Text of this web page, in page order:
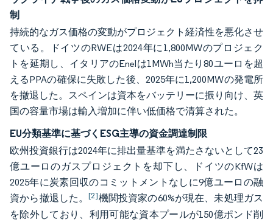
制
持続的なガス価格の変動がプロジェクト経済性を悪化させ
ている。ドイツのRWEは2024年に1,800MWのプロジェク
トを延期し、イタリアのEnelは1MWh当たり80ユーロを超
えるPPAの確保に失敗した後、2025年に1,200MWの発電所
を撤退した。スペインは資本をバッテリーに振り向け、英
国の容量市場は輸入増加に伴い低価格で清算された。
EU分類基準に基づくESG主導の資金調達制限
欧州投資銀行は2024年に排出量基準を満たさないとして23
億ユーロのガスプロジェクトを却下し、ドイツのKfWは
2025年に炭素回収のコミットメントなしに9億ユーロの融
資から撤退した。[2]機関投資家の60%が現在、未処理ガス
を除外しており、利用可能な資本プールが150億ポンド削